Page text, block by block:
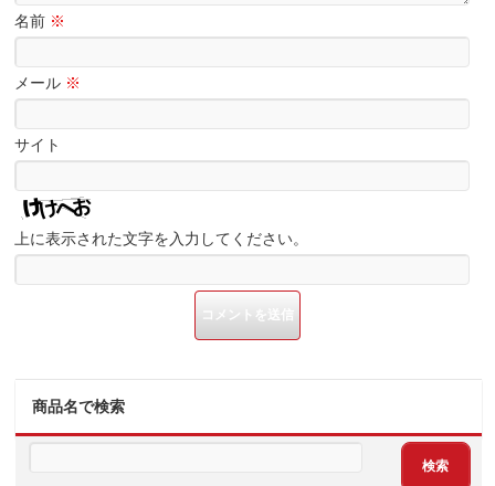
名前 ※
メール ※
サイト
上に表示された文字を入力してください。
商品名で検索